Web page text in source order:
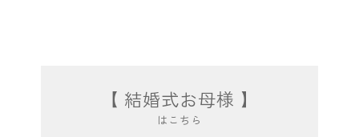
【 結婚式お母様 】
はこちら